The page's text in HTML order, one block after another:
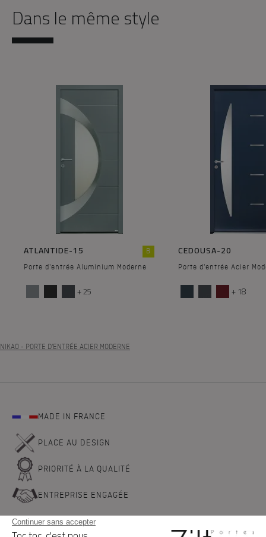
Dans le même style
ATLANTIDE-15
Porte d'entrée Aluminium Moderne
B
+ 25
CEDOUSA-20
Porte d'entrée Acier
+ 18
NIKAO - PORTE D'ENTRÉE ACIER MODERNE
MADE IN FRANCE
PLACE AU DESIGN
PRIORITÉ À LA QUALITÉ
ENTREPRISE ENGAGÉE